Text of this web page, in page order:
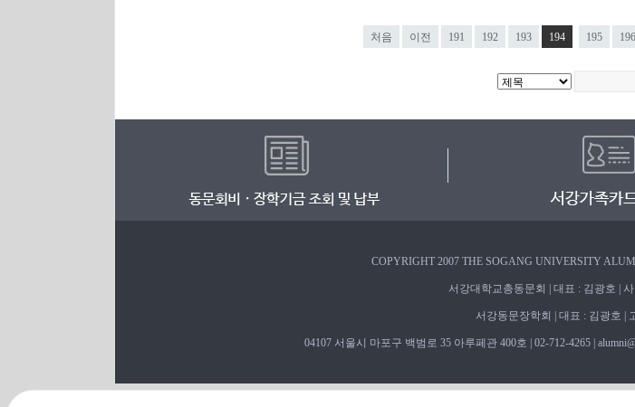
처음 이전 191 192 193 194 195 196
COPYRIGHT 2007 THE SOGANG UNIVERSITY
서강대학교총동문회 | 대표 : 김광호 |
서강동문장학회 | 대표 : 김광호 |
04107 서울시 마포구 백범로 35 아루페관 400호 | 02-712-4265 |